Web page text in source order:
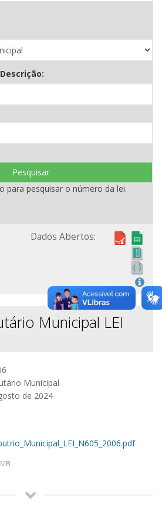
Pesquisar
para pesquisar o número da lei.
Dados Abertos:
Municipal LEI
Municipal
de 2024